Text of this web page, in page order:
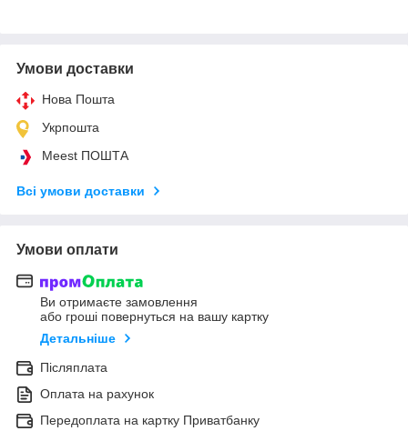
Умови доставки
Нова Пошта
Укрпошта
Meest ПОШТА
Всі умови доставки
Умови оплати
Ви отримаєте замовлення
або гроші повернуться на вашу картку
Детальніше
Післяплата
Оплата на рахунок
Передоплата на картку Приватбанку